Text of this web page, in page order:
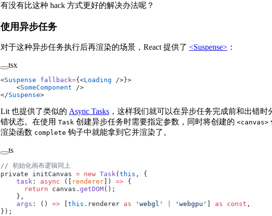
有没有比这种 hack 方式更好的解决办法呢？
使用异步任务
对于这种异步任务执行后再渲染的场景，React 提供了 <Suspense> ：
tsx
<Suspense fallback={<Loading />}>
    <
SomeComponent />
</Suspense>
Lit 也提供了类似的 Async Tasks ，这样我们就可以在异步任务完成前和出错时
错状态。在使用 Task 创建异步任务时需要指定参数，同时将创建的 <canvas>
渲染函数 complete 钩子中就能拿到它并渲染了。
ts
// 初始化画布逻辑同上
private initCanvas = new Task( this , {
    task
: async ([ renderer ]) => {
      return
canvas. getDOM();
    },
    args
: () => this .renderer as 'webgl' 'webgpu' as const ,
});